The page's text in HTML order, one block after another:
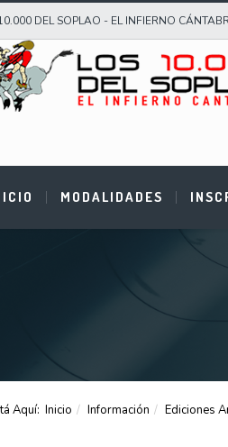
DEL SOPLAO - EL INFIERNO
MODALIDADES
Aquí: Inicio Información Ediciones